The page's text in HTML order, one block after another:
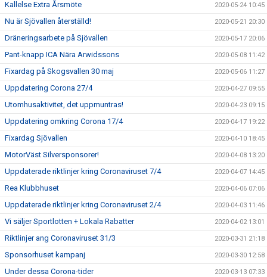
Kallelse Extra Årsmöte 2020-05-24 10:45
Nu är Sjövallen återställd! 2020-05-21 20:30
Dräneringsarbete på Sjövallen 2020-05-17 20:06
Pant-knapp ICA Nära Arwidssons 2020-05-08 11:42
Fixardag på Skogsvallen 30 maj 2020-05-06 11:27
Uppdatering Corona 27/4 2020-04-27 09:55
Utomhusaktivitet, det uppmuntras! 2020-04-23 09:15
Uppdatering omkring Corona 17/4 2020-04-17 19:22
Fixardag Sjövallen 2020-04-10 18:45
MotorVäst Silversponsorer! 2020-04-08 13:20
Uppdaterade riktlinjer kring Coronaviruset 7/4 2020-04-07 14:45
Rea Klubbhuset 2020-04-06 07:06
Uppdaterade riktlinjer kring Coronaviruset 2/4 2020-04-03 11:46
Vi säljer Sportlotten + Lokala Rabatter 2020-04-02 13:01
Riktlinjer ang Coronaviruset 31/3 2020-03-31 21:18
Sponsorhuset kampanj 2020-03-30 12:58
Under dessa Corona-tider 2020-03-13 07:33